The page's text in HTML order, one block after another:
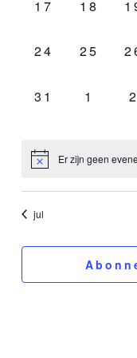
0
17
0
18
0
0
24
0
25
0
0
31
0
1
0
2
Er zijn geen
jul